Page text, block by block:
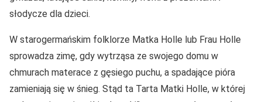
słodycze dla dzieci.
W starogermańskim folklorze Matka Holle lub Frau Holle
sprowadza zimę, gdy wytrząsa ze swojego domu w
chmurach materace z gęsiego puchu, a spadające pióra
zamieniają się w śnieg. Stąd ta Tarta Matki Holle, w której